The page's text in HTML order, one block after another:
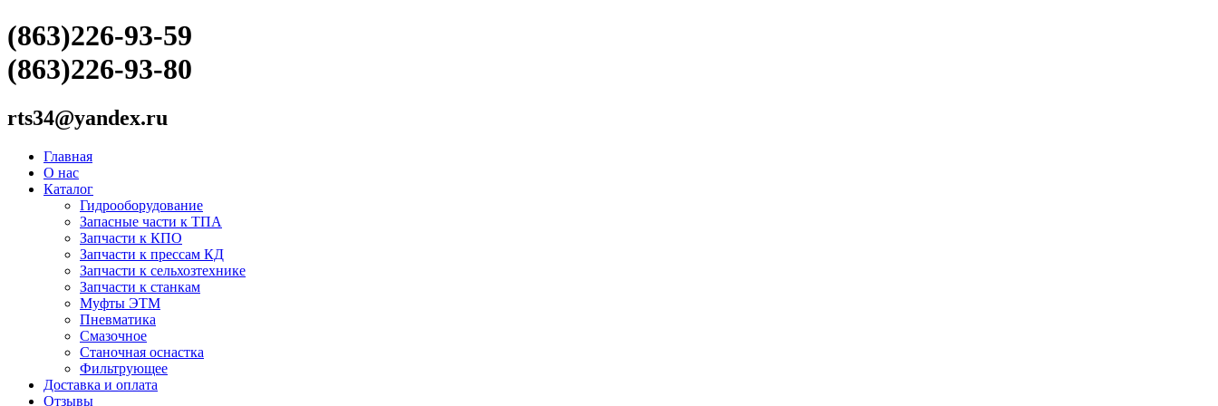
(863)226-93-59
(863)226-93-80
rts34@yandex.ru
Главная
О нас
Каталог
Гидрооборудование
Запасные части к ТПА
Запчасти к КПО
Запчасти к прессам КД
Запчасти к сельхозтехнике
Запчасти к станкам
Муфты ЭТМ
Пневматика
Смазочное
Станочная оснастка
Фильтрующее
Доставка и оплата
Отзывы